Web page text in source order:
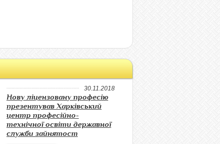
30.11.2018
Нову ліцензовану професію
презентував Харківський
центр професійно-
технічної освіти державної
служби зайнятост